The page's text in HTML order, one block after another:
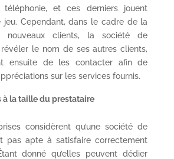
téléphonie, et ces derniers jouent
jeu. Cependant, dans le cadre de la
nouveaux clients, la société de
le nom de ses autres clients,
ensuite de les contacter afin de
sur les services fournis.
à la taille du prestataire
considèrent qu’une société de
pas apte à satisfaire correctement
donné qu’elles peuvent dédier